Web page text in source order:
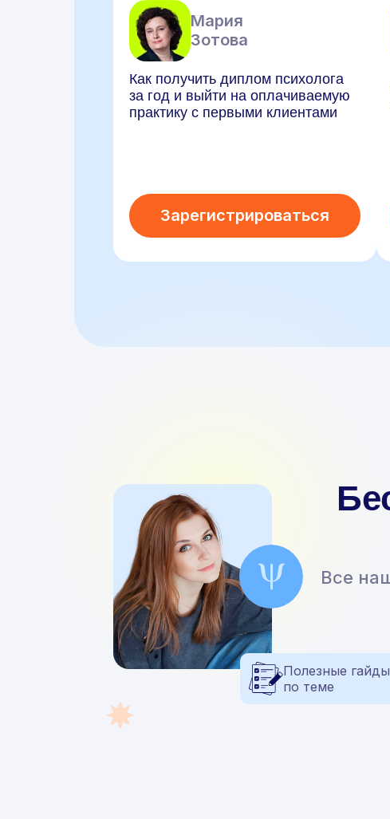
Мария
Зотова
Как получить диплом психолога
за год и выйти на оплачиваемую
практику с первыми клиентами
Зарегистрироваться
Все
Полезные гайды
по теме